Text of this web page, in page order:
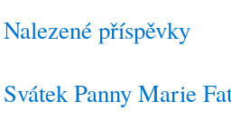
Nalezené příspěvky
Svátek Panny Marie